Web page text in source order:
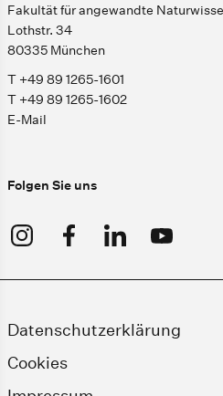
Fakultät für angewandte
Lothstr. 34
80335 München
T +49 89 1265-1601
T +49 89 1265-1602
E-Mail
Folgen Sie uns
Datenschutzerklärung
Cookies